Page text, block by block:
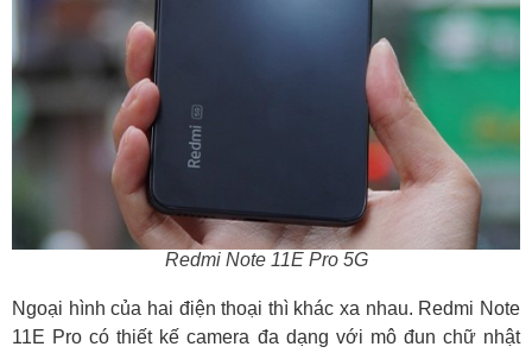
Redmi Note 11E Pro 5G
Ngoại hình của hai điện thoại thì khác xa nhau. Redmi Note
11E Pro có thiết kế camera đa dạng với mô đun chữ nhật